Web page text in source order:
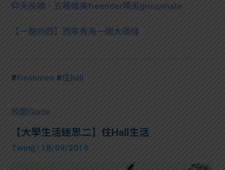
仰天長嘯．五種媲美freerider嘅劣groupmate
【一路向西】西寧青海一週大環綫
#freshmen #住hall
校園Guide
【大學生活迷思二】住Hall生活
Twing | 18/09/2019